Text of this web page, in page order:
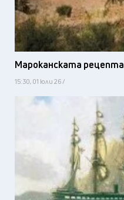
Мароканската рецепта
15:30, 01 юли 26 /